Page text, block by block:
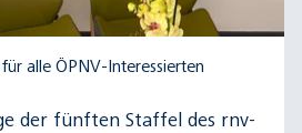
alle ÖPNV-Interessierten
der fünften Staffel des rnv-